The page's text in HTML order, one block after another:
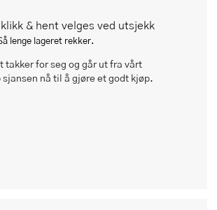
& hent velges ved utsjekk
lenge lageret rekker.
takker for seg og går ut fra vårt
nå til å gjøre et godt kjøp.